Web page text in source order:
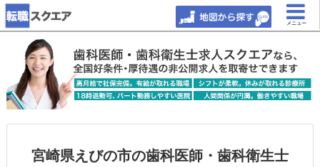
メニュー
宮崎県えびの市の歯科医師・歯科衛生士